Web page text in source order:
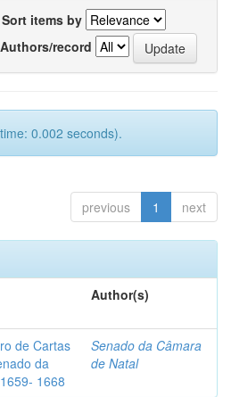
Sort items by
Authors/record
0.002 seconds).
previous 1 next
Author(s)
de Cartas
da
1668
Senado da Câmara
de Natal